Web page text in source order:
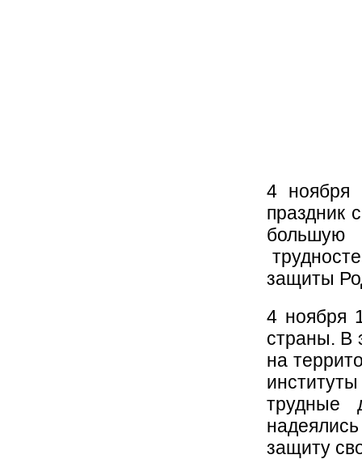
4 ноября
праздник
защиты
4 ноября
страны. В
на
трудные
защиту